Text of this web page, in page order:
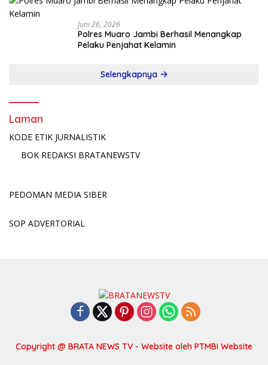
Juni 26, 2026
Polres Muaro Jambi Berhasil Menangkap
Pelaku Penjahat Kelamin
Selengkapnya
Laman
KODE ETIK JURNALISTIK
BOK REDAKSI BRATANEWSTV
PEDOMAN MEDIA SIBER
SOP ADVERTORIAL
Copyright @ BRATA NEWS TV - Website oleh PTMBI Website